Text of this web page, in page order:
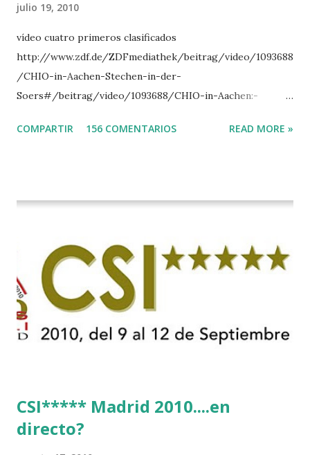
julio 19, 2010
vídeo cuatro primeros clasificados
http://www.zdf.de/ZDFmediathek/beitrag/video/1093688
/CHIO-in-Aachen-Stechen-in-der-
Soers#/beitrag/video/1093688/CHIO-in-Aachen:-
COMPARTIR 156 COMENTARIOS READ MORE »
CSI***** Madrid 2010....en
directo?